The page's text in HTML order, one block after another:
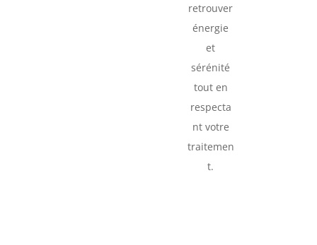
retrouver
énergie
et
sérénité
tout en
respecta
nt votre
traitemen
t.